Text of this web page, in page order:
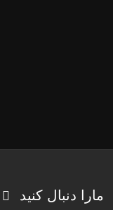
مارا دنبال کنید